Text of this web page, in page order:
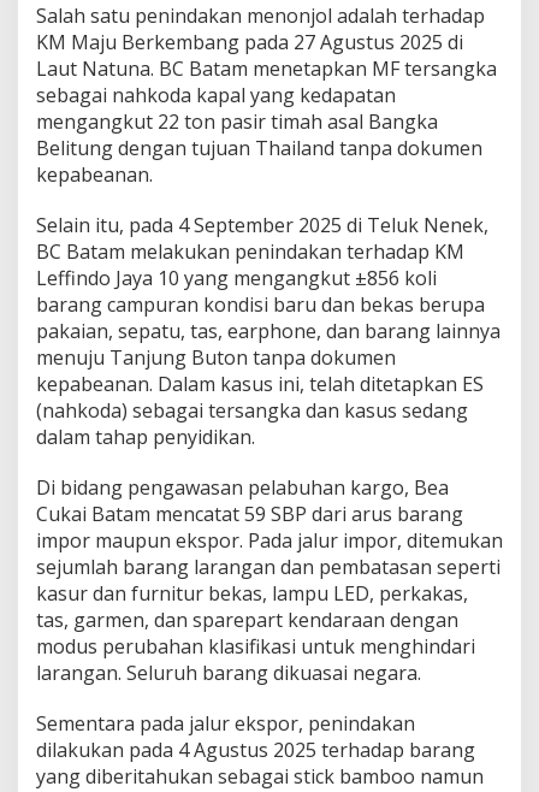
Salah satu penindakan menonjol adalah terhadap
KM Maju Berkembang pada 27 Agustus 2025 di
Laut Natuna. BC Batam menetapkan MF tersangka
sebagai nahkoda kapal yang kedapatan
mengangkut 22 ton pasir timah asal Bangka
Belitung dengan tujuan Thailand tanpa dokumen
kepabeanan.
Selain itu, pada 4 September 2025 di Teluk Nenek,
BC Batam melakukan penindakan terhadap KM
Leffindo Jaya 10 yang mengangkut ±856 koli
barang campuran kondisi baru dan bekas berupa
pakaian, sepatu, tas, earphone, dan barang lainnya
menuju Tanjung Buton tanpa dokumen
kepabeanan. Dalam kasus ini, telah ditetapkan ES
(nahkoda) sebagai tersangka dan kasus sedang
dalam tahap penyidikan.
Di bidang pengawasan pelabuhan kargo, Bea
Cukai Batam mencatat 59 SBP dari arus barang
impor maupun ekspor. Pada jalur impor, ditemukan
sejumlah barang larangan dan pembatasan seperti
kasur dan furnitur bekas, lampu LED, perkakas,
tas, garmen, dan sparepart kendaraan dengan
modus perubahan klasifikasi untuk menghindari
larangan. Seluruh barang dikuasai negara.
Sementara pada jalur ekspor, penindakan
dilakukan pada 4 Agustus 2025 terhadap barang
yang diberitahukan sebagai stick bamboo namun